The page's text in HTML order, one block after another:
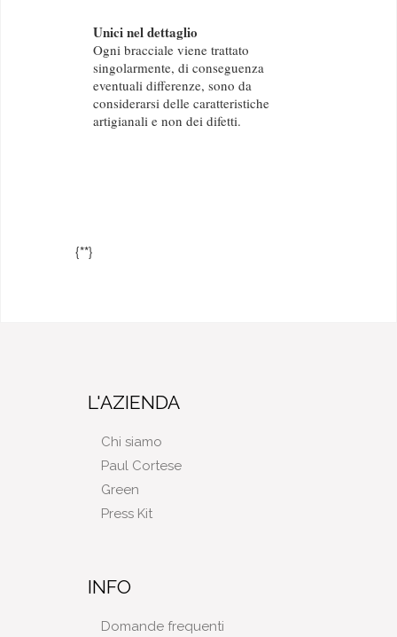
Unici nel dettaglio
Ogni bracciale viene trattato
singolarmente, di conseguenza
eventuali differenze, sono da
considerarsi delle caratteristiche
artigianali e non dei difetti.
{**}
L'AZIENDA
Chi siamo
Paul Cortese
Green
Press Kit
INFO
Domande frequenti